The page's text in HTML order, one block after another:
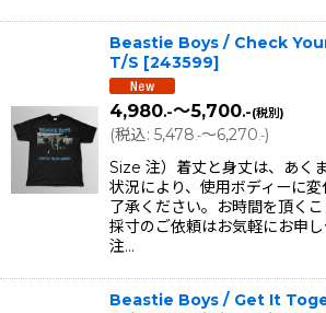
Beastie Boys / Check
T/S [243599]
4,980.-～5,700.-(税別)
(税込: 5,478.-～6,270.-)
Size 注）着丈と身丈は、あく
状況により、使用ボディーに
了承ください。お時間を頂くこ
採寸のご依頼はお気軽にお申し
注…
Beastie Boys / Get It